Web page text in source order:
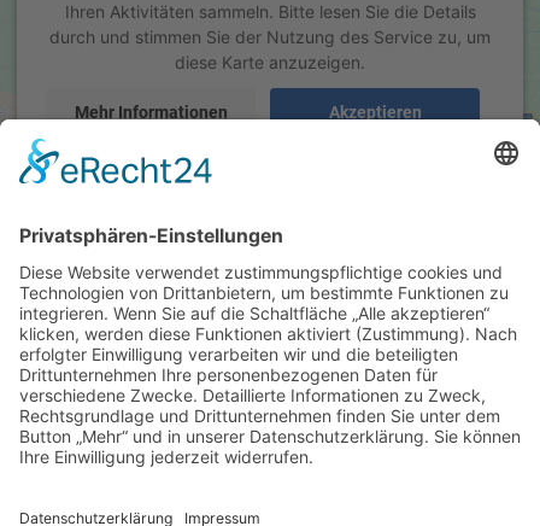
ab 13,00 EUR
Versandkosten
Details
Teinacher Limo Cola-Mix 12 x 0,7
Liter (Glas/Mehrweg)
Ihren Aktivitäten sammeln. Bitte lesen Sie die Details
durch und stimmen Sie der Nutzung des Service zu, um
diese Karte anzuzeigen.
Mehr Informationen Akzeptieren
powered by Usercentrics Consent Management Platform
Hersteller
Schneller Getränkeservice
Tulpenstr. 37